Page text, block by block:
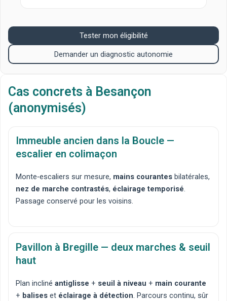
Tester mon éligibilité
Demander un diagnostic autonomie
Cas concrets à Besançon
(anonymisés)
Immeuble ancien dans la Boucle —
escalier en colimaçon
Monte‑escaliers sur mesure, mains courantes bilatérales,
nez de marche contrastés, éclairage temporisé.
Passage conservé pour les voisins.
Pavillon à Bregille — deux marches & seuil
haut
Plan incliné antiglisse + seuil à niveau + main courante
+ balises et éclairage à détection. Parcours continu, sûr